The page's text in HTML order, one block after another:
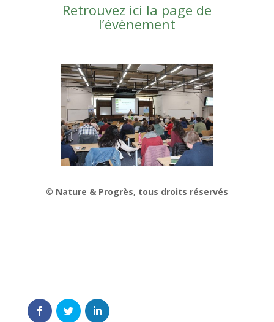
Retrouvez ici la page de
l’évènement
© Nature & Progrès, tous droits réservés